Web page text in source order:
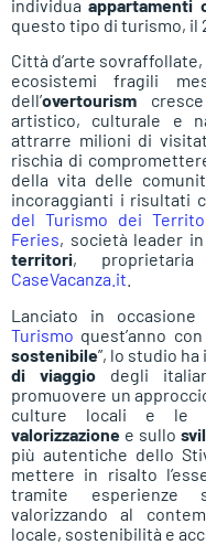
individuaappartamenti
questo tipo di turismo, il
Città d’arte
ecosistemi fragili
dell’overtourism
artistico, culturale e
attrarre milioni di
rischia di
della vita delle
incoraggianti i risultati
del Turismo dei
Feries, società leader
territori,
CaseVacanza.it
Lanciato in occasione
Turismo quest’anno
sostenibile”, lo studio
di viaggio degli
promuovere un
culture locali e le
valorizzazione e sullo
più autentiche dello
mettere in risalto
tramite esperienze
valorizzando al
locale, sostenibilità e